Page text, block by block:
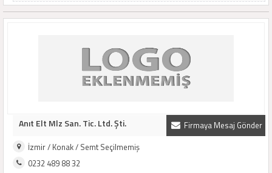
Firmaya Mesaj Gönder
Anıt Elt Mlz San. Tic. Ltd. Şti.
İzmir / Konak / Semt Seçilmemiş
0232 489 88 32